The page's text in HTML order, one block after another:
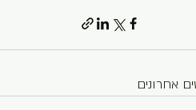
אחרונים